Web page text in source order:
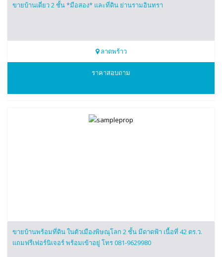
0890022552
ขายบ้านเดี่ยว 2 ชั้น *มือสอง* และที่ดิน ย่านรามอินทรา
ลาดพร้าว
ราคาสอบถาม
ขายบ้านพร้อมที่ดิน ในตัวเมืองพิษณุโลก 2 ชั้น มีดาดฟ้า เนื้อที่ 42 ตร.ว.
แถมฟรีเฟอร์นิเจอร์ พร้อมเข้าอยู่ โทร 081-9629980